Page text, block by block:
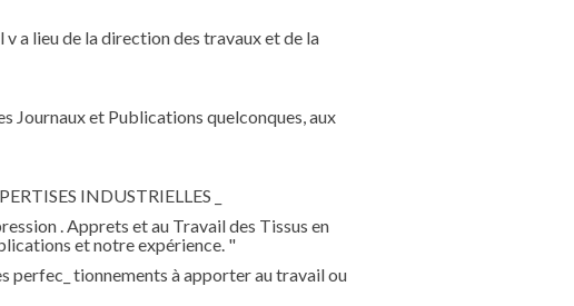
v a lieu de la direction des travaux et de la
Journaux et Publications quelconques, aux
INDUSTRIELLES _
. Apprets et au Travail des Tissus en
et notre expérience. "
perfec_ tionnements à apporter au travail ou